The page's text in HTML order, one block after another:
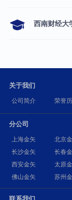
西南财经大
关于我们
公司简介 荣誉
分公司
上海金矢 北京
长沙金矢
长春
西安金矢
太原
佛山金矢
苏州